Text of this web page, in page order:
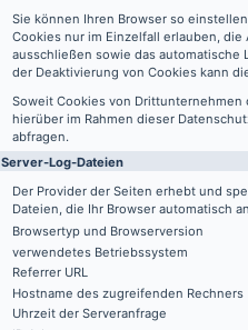
Sie können Ihren Browser so
Cookies nur im Einzelfall erlauben,
ausschließen sowie das automatische
der Deaktivierung von Cookies kann
Soweit Cookies von
hierüber im Rahmen dieser
abfragen.
Server-Log-Dateien
Der Provider der Seiten erhebt und
Dateien, die Ihr Browser automatisch
Browsertyp und Browserversion
verwendetes Betriebssystem
Referrer URL
Hostname des zugreifenden Rechners
Uhrzeit der Serveranfrage